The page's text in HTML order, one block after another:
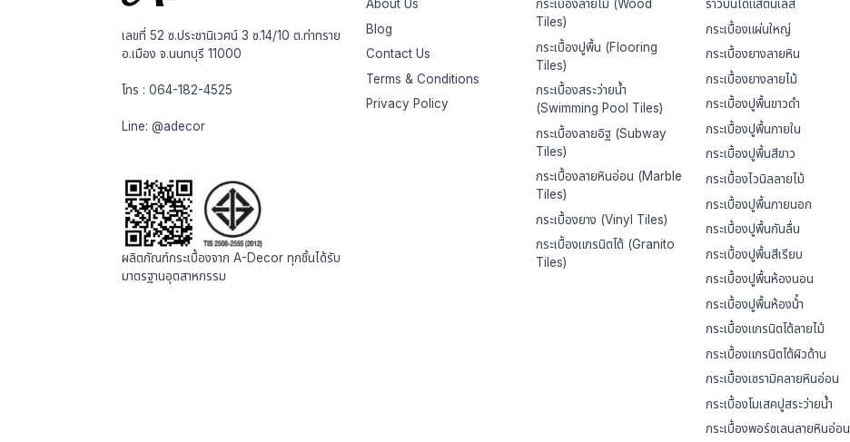
เลขที่ 52 ซ.ประชานิเวศน์ 3 ซ.14/10 ต.ท่าทราย
อ.เมือง จ.นนทบุรี 11000
โทร :064-182-4525
Line:@adecor
ผลิตภัณฑ์กระเบื้องจาก A-Decor ทุกชิ้นได้รับ
มาตรฐานอุตสาหกรรม
About Us
Blog
Contact Us
Terms & Conditions
Privacy Policy
กระเบื้องลายไม้ (Wood
Tiles)
กระเบื้องปูพื้น (Flooring
Tiles)
กระเบื้องสระว่ายน้ำ
(Swimming Pool Tiles)
กระเบื้องลายอิฐ (Subway
Tiles)
กระเบื้องลายหินอ่อน (Marble
Tiles)
กระเบื้องยาง (Vinyl Tiles)
กระเบื้องแกรนิตโต้ (Granito
Tiles)
ราวบันไดแสตนเลส
กระเบื้องแผ่นใหญ่
กระเบื้องยางลายหิน
กระเบื้องยางลายไม้
กระเบื้องปูพื้นขาวดำ
กระเบื้องปูพื้นภายใน
กระเบื้องปูพื้นสีขาว
กระเบื้องไวนิลลายไม้
กระเบื้องปูพื้นภายนอก
กระเบื้องปูพื้นกันลื่น
กระเบื้องปูพื้นสีเรียบ
กระเบื้องปูพื้นห้องนอน
กระเบื้องปูพื้นห้องน้ํา
กระเบื้องแกรนิตโต้ลายไม้
กระเบื้องแกรนิตโต้ผิวด้าน
กระเบื้องเซรามิคลายหินอ่อน
กระเบื้องโมเสคปูสระว่ายน้ำ
กระเบื้องพอร์ซเลนลายหินอ่อน